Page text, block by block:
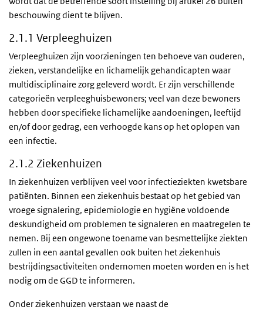
beschouwing dient te blijven.
2.1.1 Verpleeghuizen
Verpleeghuizen zijn voorzieningen ten behoeve van ouderen,
zieken, verstandelijke en lichamelijk gehandicapten waar
multidisciplinaire zorg geleverd wordt. Er zijn verschillende
categorieën verpleeghuisbewoners; veel van deze bewoners
hebben door specifieke lichamelijke aandoeningen, leeftijd
en/of door gedrag, een verhoogde kans op het oplopen van
een infectie.
2.1.2 Ziekenhuizen
In ziekenhuizen verblijven veel voor infectieziekten kwetsbare
patiënten. Binnen een ziekenhuis bestaat op het gebied van
vroege signalering, epidemiologie en hygiëne voldoende
deskundigheid om problemen te signaleren en maatregelen te
nemen. Bij een ongewone toename van besmettelijke ziekten
zullen in een aantal gevallen ook buiten het ziekenhuis
bestrijdingsactiviteiten ondernomen moeten worden en is het
nodig om de GGD te informeren.
Onder ziekenhuizen verstaan we naast de